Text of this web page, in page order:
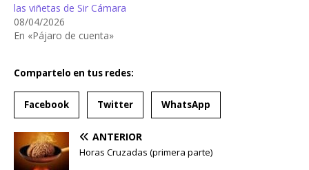
las viñetas de Sir Cámara
08/04/2026
En «Pájaro de cuenta»
Compartelo en tus redes:
Facebook Twitter WhatsApp
ANTERIOR
Horas Cruzadas (primera parte)